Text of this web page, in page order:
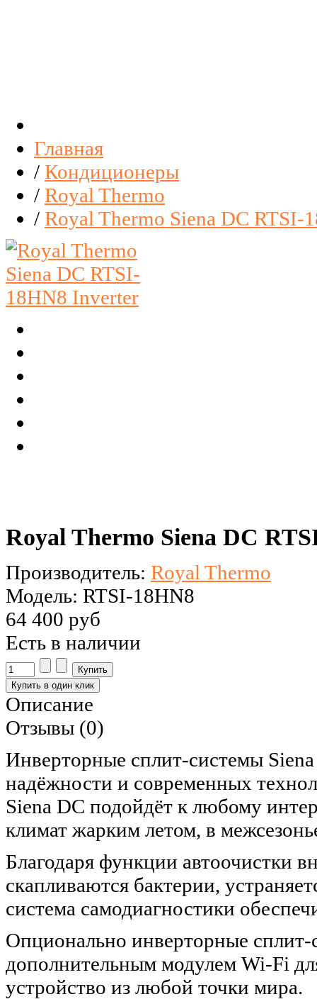
Главная
/ Кондиционеры
/ Royal Thermo
/ Royal Thermo Siena DC RTSI-
Royal Thermo Siena DC
Производитель: Royal Thermo
Модель: RTSI-18HN8
64 400 руб
Есть в наличии
Описание
Отзывы (0)
Инверторные сплит-системы
надёжности и современных
Siena DC подойдёт к любому
климат жарким летом, в
Благодаря функции автоочистки
скапливаются бактерии,
система самодиагностики
Опционально инверторные
дополнительным модулем Wi-Fi
устройство из любой точки мира.